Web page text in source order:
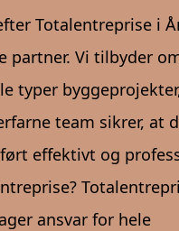
Totalentreprise i
partner. Vi tilbyder
typer
team sikrer, at
effektivt og
ansvar for hele